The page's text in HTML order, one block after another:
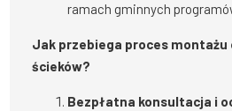
ramach gminnych
Jak przebiega proces montażu
ścieków?
Bezpłatna konsultacja i